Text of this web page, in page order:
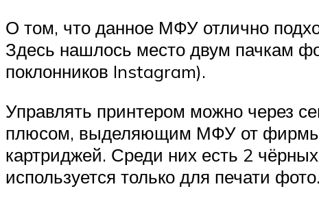
О том, что данное МФУ отлично
Здесь нашлось место двум пачкам
поклонников Instagram).
Управлять принтером можно через
плюсом, выделяющим МФУ от фирмы
картриджей. Среди них есть 2
используется только для печати фото.